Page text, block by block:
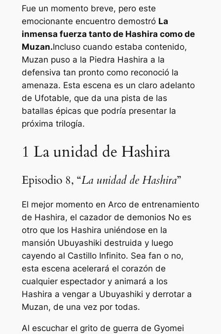
Fue un momento breve, pero este
emocionante encuentro demostró La
inmensa fuerza tanto de Hashira como de
Muzan.Incluso cuando estaba contenido,
Muzan puso a la Piedra Hashira a la
defensiva tan pronto como reconoció la
amenaza. Esta escena es un claro adelanto
de Ufotable, que da una pista de las
batallas épicas que podría presentar la
próxima trilogía.
1 La unidad de Hashira
Episodio 8, “La unidad de Hashira”
El mejor momento en Arco de entrenamiento
de Hashira, el cazador de demonios No es
otro que los Hashira uniéndose en la
mansión Ubuyashiki destruida y luego
cayendo al Castillo Infinito. Sea fan o no,
esta escena acelerará el corazón de
cualquier espectador y animará a los
Hashira a vengar a Ubuyashiki y derrotar a
Muzan, de una vez por todas.
Al escuchar el grito de guerra de Gyomei